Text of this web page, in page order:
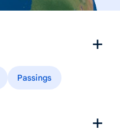
Passings